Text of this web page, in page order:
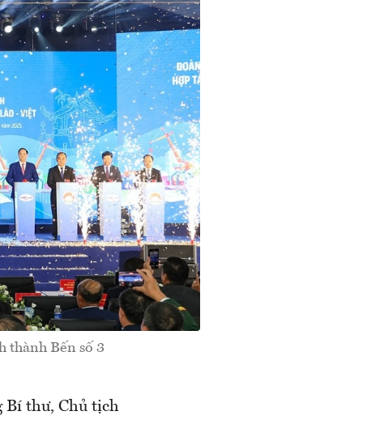
thành Bến số 3
Bí thư, Chủ tịch